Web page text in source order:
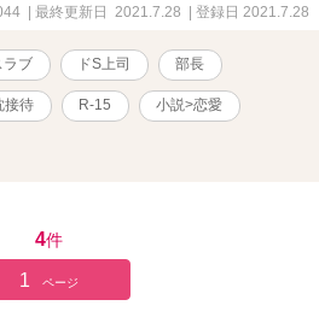
| 最終更新日 2021.7.28 | 登録日 2021.7.28
ラブ ドS上司 部長
接待 R-15 小説>恋愛
4件
1 ページ